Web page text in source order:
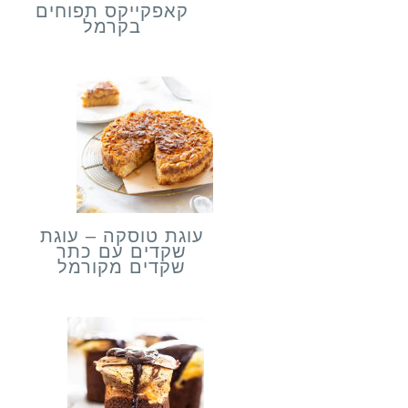
קאפקייקס תפוחים
בקרמל
עוגת טוסקה – עוגת
שקדים עם כתר
שקדים מקורמל